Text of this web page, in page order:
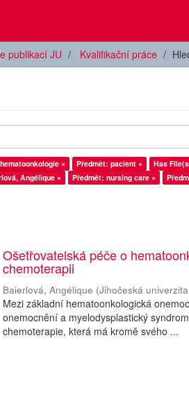
publikací JU Kvalifikační práce
× Předmět: pacient × Has
Angélique × Předmět: nursing care ×
Ošetřovatelská péče o
chemoterapii
Baierlová, Angélique (Jihočeská univerzita
Mezi základní hematoonkologická
onemocnění a myelodysplastický
chemoterapie, která má kromě svého ...